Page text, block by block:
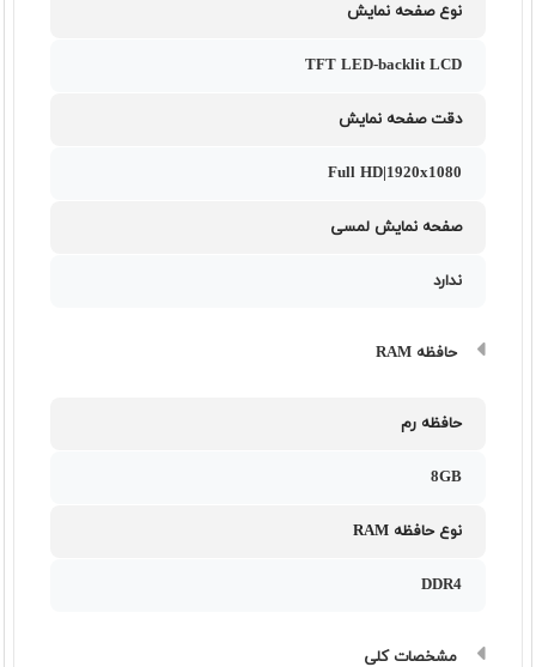
نوع صفحه نمایش
TFT LED-backlit LCD
دقت صفحه نمایش
Full HD|1920x1080
صفحه نمایش لمسی
ندارد
حافظه RAM
حافظه رم
8GB
نوع حافظه RAM
DDR4
مشخصات کلی